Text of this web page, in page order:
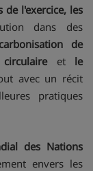
l'exercice, les
dans des
de
et le
avec un récit
pratiques
des Nations
envers les